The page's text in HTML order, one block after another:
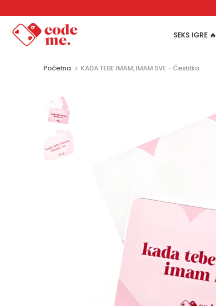
sadržaj
SEKS IGRE 🔥
Početna KADA TEBE IMAM, IMAM SVE - Čestitka